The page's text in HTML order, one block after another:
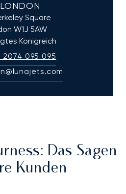
LONDON
Square
W1J 5AW
Königreich
2074 095 095
: Das Sagen
Kunden